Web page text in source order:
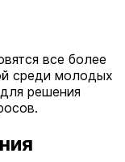
все более
среди молодых
решения